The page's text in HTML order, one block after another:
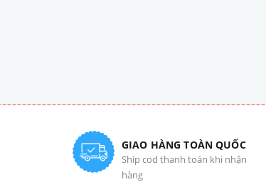
GIAO HÀNG TOÀN QUỐC
Ship cod thanh toán khi nhận
hàng